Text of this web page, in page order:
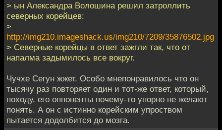
> ын Александра Волошина решил затроллить
северных корейцев:
>
http://img210.imageshack.us/img210/7209/35876502.jpg
> Северные корейцы в ответ зажгли так, что от
напалма задымилось все вокруг.
Чучхе Сегун жжет. Особо мнепонравилось что он
тысячу раз повторяет один и тот-же ответ, который,
походу, его оппоненты почему-то упорно не желают
понять. А он с истинно корейским упроством
пытается додолбится до мозга.